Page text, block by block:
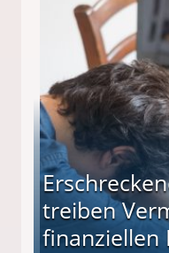
und wie viel?
treiben
finanziellen